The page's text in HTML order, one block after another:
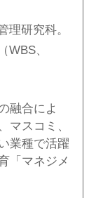
理研究科。
WBS、
融合によ
マスコミ、
業種で活躍
「マネジメ